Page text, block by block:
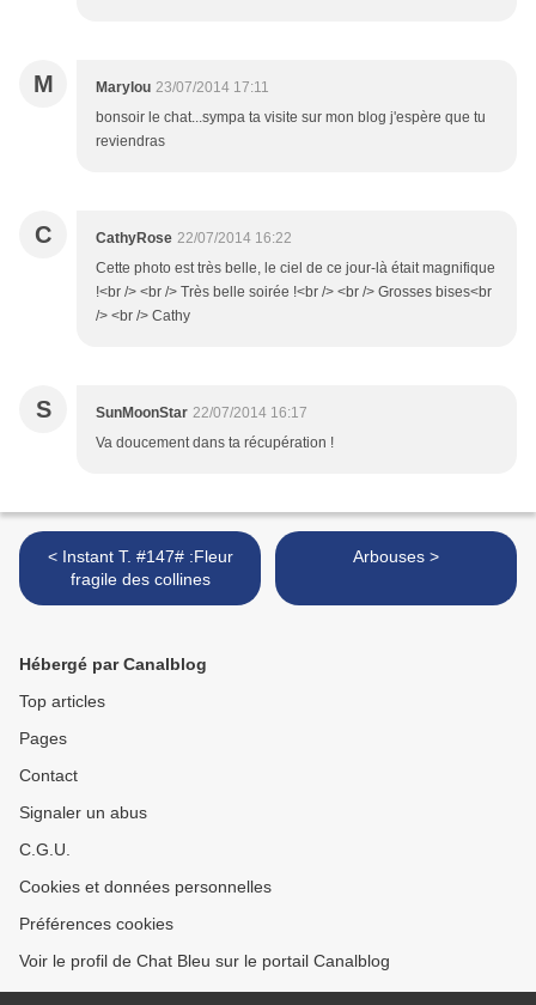
M Marylou 23/07/2014 17:11
bonsoir le chat...sympa ta visite sur mon blog j'espère que tu
reviendras
C CathyRose 22/07/2014 16:22
Cette photo est très belle, le ciel de ce jour-là était magnifique
!<br /> <br /> Très belle soirée !<br /> <br /> Grosses bises<br
/> <br /> Cathy
S SunMoonStar 22/07/2014 16:17
Va doucement dans ta récupération !
< Instant T. #147# :Fleur
fragile des collines
Arbouses >
Hébergé par Canalblog
Top articles
Pages
Contact
Signaler un abus
C.G.U.
Cookies et données personnelles
Préférences cookies
Voir le profil de Chat Bleu sur le portail Canalblog